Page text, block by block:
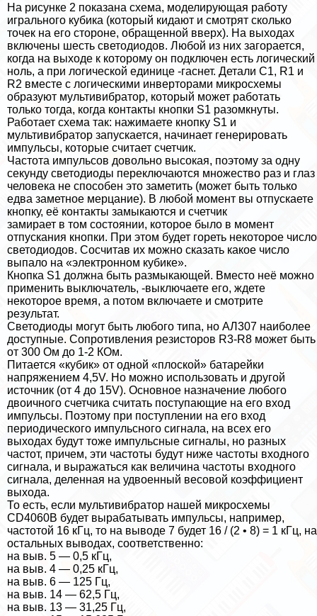
На рисунке 2 показана схема, моделирующая работу
игрального кубика (который кидают и смотрят сколько
точек на его стороне, обращенной вверх). На выходах
включены шесть светодиодов. Любой из них загорается,
когда на выходе к которому он подключен есть логический
ноль, а при логической единице -гаснет. Детали С1, R1 и
R2 вместе с логическими инверторами микросхемы
образуют мультивибратор, который может работать
только тогда, когда контакты кнопки S1 разомкнуты.
Работает схема так: нажимаете кнопку S1 и
мультивибратор запускается, начинает генерировать
импульсы, которые считает счетчик.
Частота импульсов довольно высокая, поэтому за одну
секунду светодиоды переключаются множество раз и глаз
человека не способен это заметить (может быть только
едва заметное мерцание). В любой момент вы отпускаете
кнопку, её контакты замыкаются и счетчик
замирает в том состоянии, которое было в момент
отпускания кнопки. При этом будет гореть некоторое число
светодиодов. Сосчитав их можно сказать какое число
выпало на «электронном кубике».
Кнопка S1 должна быть размыкающей. Вместо неё можно
применить выключатель, -выключаете его, ждете
некоторое время, а потом включаете и смотрите
результат.
Светодиоды могут быть любого типа, но АЛ307 наиболее
доступные. Сопротивления резисторов R3-R8 может быть
от 300 Ом до 1-2 КОм.
Питается «кубик» от одной «плоской» батарейки
напряжением 4,5V. Но можно использовать и другой
источник (от 4 до 15V). Основное назначение любого
двоичного счетчика считать поступающие на его вход
импульсы. Поэтому при поступлении на его вход
периодического импульсного сигнала, на всех его
выходах будут тоже импульсные сигналы, но разных
частот, причем, эти частоты будут ниже частоты входного
сигнала, и выражаться как величина частоты входного
сигнала, деленная на удвоенный весовой коэффициент
выхода.
То есть, если мультивибратор нашей микросхемы
CD4060B будет выpaбатывать импульсы, например,
частотой 16 кГц, то на выводе 7 будет 16 / (2 • 8) = 1 кГц, на
остальных выводах, соответственно:
на выв. 5 — 0,5 кГц,
на выв. 4 — 0,25 кГц,
на выв. 6 — 125 Гц,
на выв. 14 — 62,5 Гц,
на выв. 13 — 31,25 Гц,